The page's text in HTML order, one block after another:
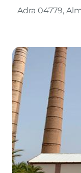
Adra 04779